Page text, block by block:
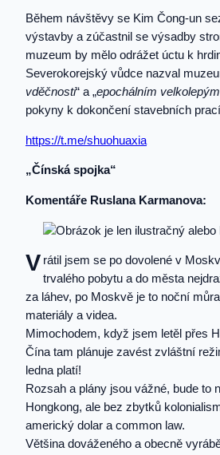
Během návštěvy se Kim Čong-un
výstavby a zúčastnil se výsadby
muzeum by mělo odrážet úctu k
Severokorejský vůdce nazval
vděčnosti“ a „epochálním
pokyny k dokončení stavebních
https://t.me/shuohuaxia
„Čínská spojka“
Komentáře Ruslana Karmanova:
V rátil jsem se po dovolené v
trvalého pobytu a do města
za láhev, po Moskvě je to noční
materiály a videa.
Mimochodem, když jsem letěl přes
Čína tam plánuje zavést zvláštní
ledna platí!
Rozsah a plány jsou vážné, bude to
Hongkong, ale bez zbytků
americký dolar a common law.
Většina dováženého a obecně